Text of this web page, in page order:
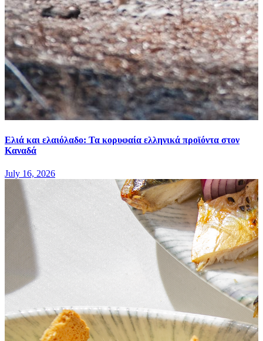
Ελιά και ελαιόλαδο: Τα κορυφαία ελληνικά προϊόντα στον
Καναδά
July 16, 2026